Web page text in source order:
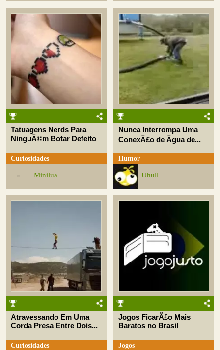
Tatuagens Nerds Para
NinguÃ©m Botar Defeito
Curiosidades
Minilua
Nunca Interrompa Uma
ConexÃ£o de Ãgua de...
Humor
Uhull
Atravessando Em Uma
Corda Presa Entre Dois...
Curiosidades
Jogos FicarÃ£o Mais
Baratos no Brasil
Jogos